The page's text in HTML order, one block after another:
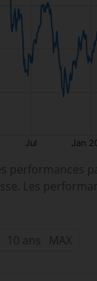
performances
Les
10 ans MAX